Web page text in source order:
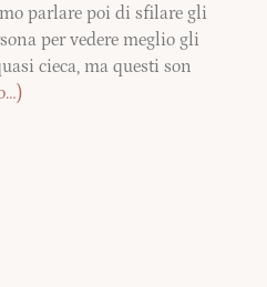
parlare poi di sfilare gli
per vedere meglio gli
cieca, ma questi son